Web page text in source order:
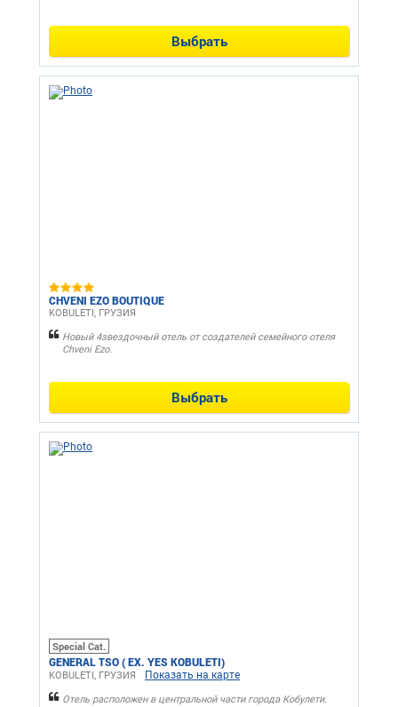
Выбрать
CHVENI EZO BOUTIQUE
KOBULETI, ГРУЗИЯ
Новый 4звездочный отель от создателей семейного отеля
Chveni Ezo.
Выбрать
Special Cat.
GENERAL TSO ( EX. YES KOBULETI)
KOBULETI, ГРУЗИЯ Показать на карте
Отель расположен в центральной части города Кобулети.